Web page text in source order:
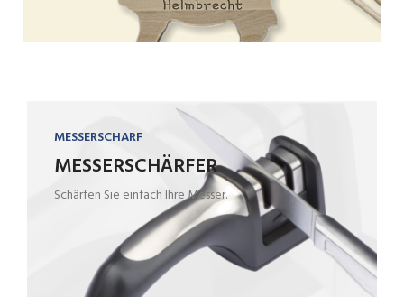
MESSERSCHARF
MESSERSCHÄRFER
Schärfen Sie einfach Ihre Messer.